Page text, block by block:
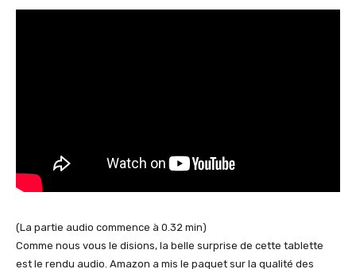
(La partie audio commence à 0.32 min)
Comme nous vous le disions, la belle surprise de cette tablette
est le rendu audio. Amazon a mis le paquet sur la qualité des